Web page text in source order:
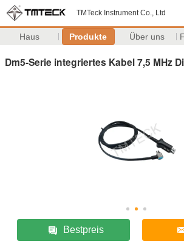
TMTeck Instrument Co., Ltd
Haus Produkte Über uns
Dm5-Serie integriertes Kabel 7,5 MHz
Bestpreis